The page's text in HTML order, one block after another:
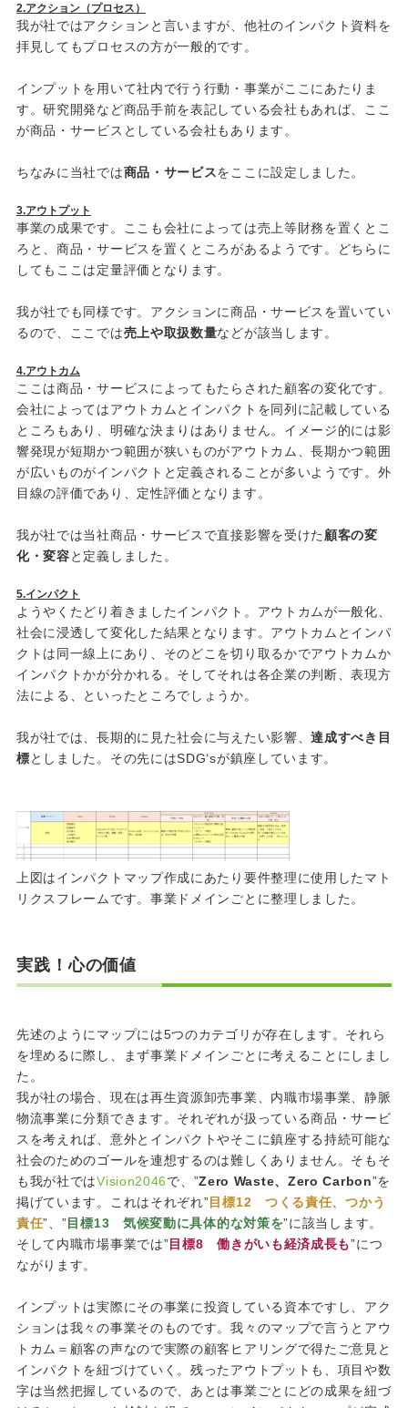
2.アクション（プロセス）
我が社ではアクションと言いますが、他社のインパクト資料を
拝見してもプロセスの方が一般的です。
インプットを用いて社内で行う行動・事業がここにあたりま
す。研究開発など商品手前を表記している会社もあれば、ここ
が商品・サービスとしている会社もあります。
ちなみに当社では商品・サービスをここに設定しました。
3.アウトプット
事業の成果です。ここも会社によっては売上等財務を置くとこ
ろと、商品・サービスを置くところがあるようです。どちらに
してもここは定量評価となります。
我が社でも同様です。アクションに商品・サービスを置いてい
るので、ここでは売上や取扱数量などが該当します。
4.アウトカム
ここは商品・サービスによってもたらされた顧客の変化です。
会社によってはアウトカムとインパクトを同列に記載している
ところもあり、明確な決まりはありません。イメージ的には影
響発現が短期かつ範囲が狭いものがアウトカム、長期かつ範囲
が広いものがインパクトと定義されることが多いようです。外
目線の評価であり、定性評価となります。
我が社では当社商品・サービスで直接影響を受けた 顧客の変
化・変容と定義しました。
5.インパクト
ようやくたどり着きましたインパクト。アウトカムが一般化、
社会に浸透して変化した結果となります。アウトカムとインパ
クトは同一線上にあり、そのどこを切り取るかでアウトカムか
インパクトかが分かれる。そしてそれは各企業の判断、表現方
法による、といったところでしょうか。
我が社では、長期的に見た社会に与えたい影響、達成すべき目
標としました。その先にはSDG‘sが鎮座しています。
上図はインパクトマップ作成にあたり要件整理に使用したマト
リクスフレームです。事業ドメインごとに整理しました。
実践！心の価値
先述のようにマップには5つのカテゴリが存在します。それら
を埋めるに際し、まず事業ドメインごとに考えることにしまし
た。
我が社の場合、現在は再生資源卸売事業、内職市場事業、静脈
物流事業に分類できます。それぞれが扱っている商品・サービ
スを考えれば、意外とインパクトやそこに鎮座する持続可能な
社会のためのゴールを連想するのは難しくありません。そもそ
も我が社ではVision2046で、 ”Zero Waste、 Zero Carbon”を
掲げています。これはそれぞれ”目標12 つくる責任、つかう
責任” ”目標13 気候変動に具体的な対策を”に該当します。
そして内職市場事業では”目標8 働きがいも経済成長も”につ
ながります。
インプットは実際にその事業に投資している資本ですし、アク
ションは我々の事業そのものです。我々のマップで言うとアウ
トカム＝顧客の声なので実際の顧客ヒアリングで得たご意見と
インパクトを紐づけていく。残ったアウトプットも、項目や数
字は当然把握しているので、あとは事業ごとにどの成果を紐づ